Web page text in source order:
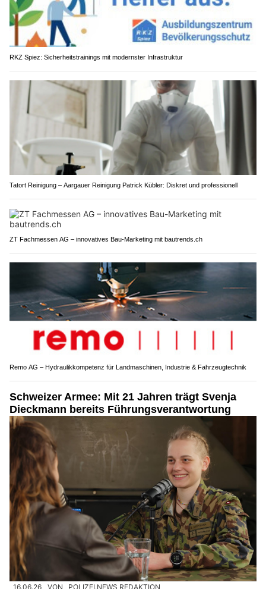
RKZ Spiez: Sicherheitstrainings mit modernster Infrastruktur
Tatort Reinigung – Aargauer Reinigung Patrick Kübler: Diskret und professionell
ZT Fachmessen AG – innovatives Bau-Marketing mit bautrends.ch
Remo AG – Hydraulikkompetenz für Landmaschinen, Industrie & Fahrzeugtechnik
Schweizer Armee: Mit 21 Jahren trägt Svenja
Dieckmann bereits Führungsverantwortung
16.06.26 VON POLIZEI.NEWS REDAKTION